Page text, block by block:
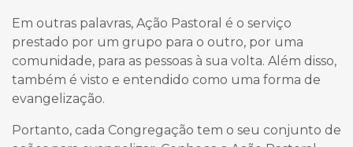
Em outras palavras, Ação Pastoral é o serviço
prestado por um grupo para o outro, por uma
comunidade, para as pessoas à sua volta. Além disso,
também é visto e entendido como uma forma de
evangelização.
Portanto, cada Congregação tem o seu conjunto de